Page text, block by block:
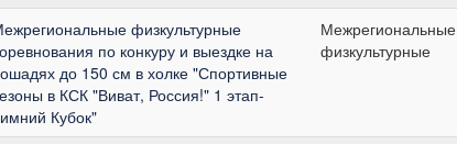
физкультурные
по конкуру и выездке на
до 150 см в холке "Спортивные
в КСК "Виват, Россия!" 1 этап-
Кубок"
Межрегиональные
физкультурные